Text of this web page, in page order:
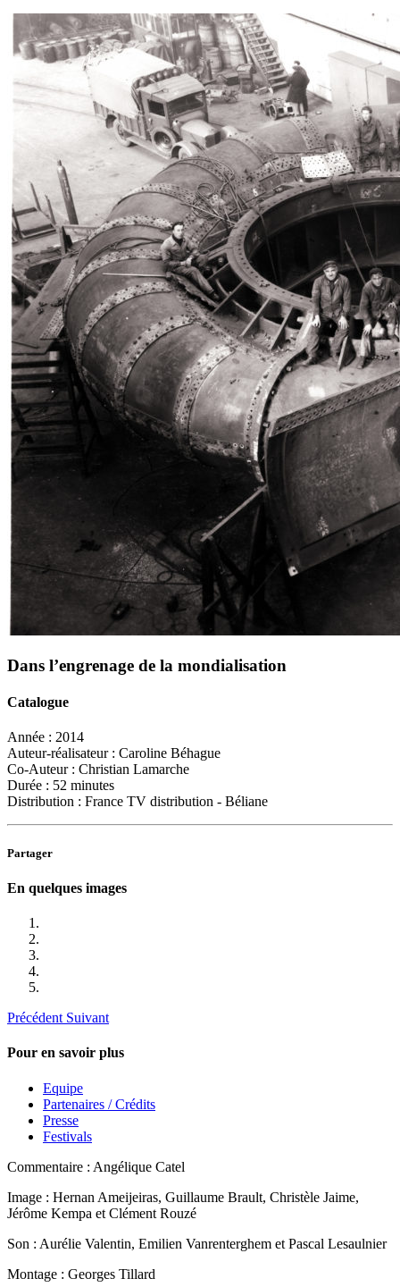
Dans l’engrenage de la mondialisation
Catalogue
Année : 2014
Auteur-réalisateur : Caroline Béhague
Co-Auteur : Christian Lamarche
Durée : 52 minutes
Distribution : France TV distribution - Béliane
Partager
En quelques images
Précédent Suivant
Pour en savoir plus
Equipe
Partenaires / Crédits
Presse
Festivals
Commentaire : Angélique Catel
Image : Hernan Ameijeiras, Guillaume Brault, Christèle Jaime,
Jérôme Kempa et Clément Rouzé
Son : Aurélie Valentin, Emilien Vanrenterghem et Pascal Lesaulnier
Montage : Georges Tillard